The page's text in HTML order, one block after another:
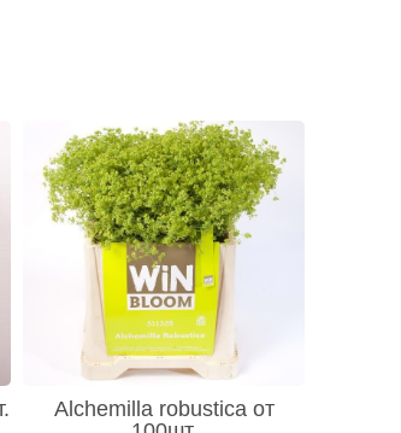
Alchemilla robustica от